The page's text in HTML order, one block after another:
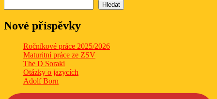
Hledat
Nové příspěvky
Ročníkové práce 2025/2026
Maturitní práce ze ZSV
The D Soraki
Otázky o jazycích
Adolf Born